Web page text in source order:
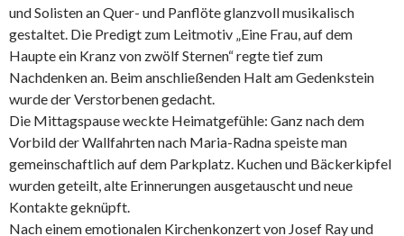
und Solisten an Quer- und Panflöte glanzvoll musikalisch
gestaltet. Die Predigt zum Leitmotiv „Eine Frau, auf dem
Haupte ein Kranz von zwölf Sternen“ regte tief zum
Nachdenken an. Beim anschließenden Halt am Gedenkstein
wurde der Verstorbenen gedacht.
Die Mittagspause weckte Heimatgefühle: Ganz nach dem
Vorbild der Wallfahrten nach Maria-Radna speiste man
gemeinschaftlich auf dem Parkplatz. Kuchen und Bäckerkipfel
wurden geteilt, alte Erinnerungen ausgetauscht und neue
Kontakte geknüpft.
Nach einem emotionalen Kirchenkonzert von Josef Ray und